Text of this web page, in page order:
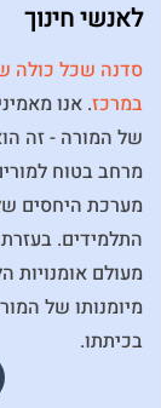
לאנשי חינוך
סדנה שכל כולה
במרכז. אנו
של המורה - זה
מרחב בטוח
מערכת היחסים
התלמידים.
מעולם אומנויות
מיומנותו של
בכיתתו.